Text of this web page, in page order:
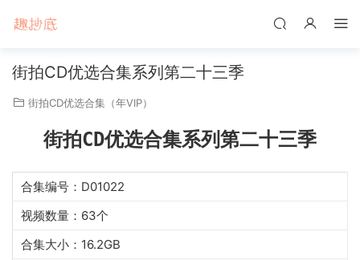
街拍CD优选合集系列第二十三季
街拍CD优选合集（年VIP）
街拍CD优选合集系列第二十三季
合集编号：D01022
视频数量：63个
合集大小：16.2GB